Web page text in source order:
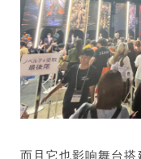
而且它也影响舞台